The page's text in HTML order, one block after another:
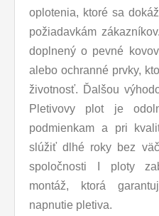
oplotenia, ktoré sa
požiadavkám
doplnený o pevné
alebo ochranné prvky,
životnosť. Ďalšou
Pletivovy plot je
podmienkam a pri
slúžiť dlhé roky bez
spoločnosti I ploty
montáž, ktorá
napnutie pletiva.